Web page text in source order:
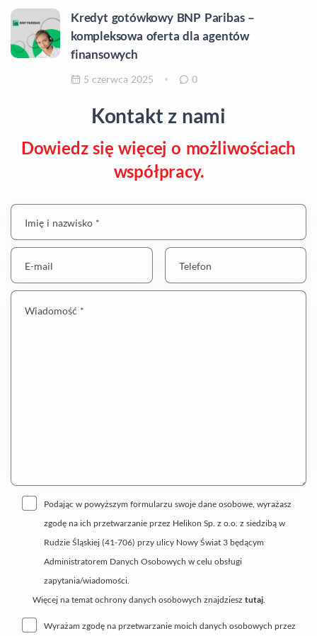
Kredyt gotówkowy BNP Paribas –
kompleksowa oferta dla agentów
finansowych
5 czerwca 2025 0
Kontakt z nami
Dowiedz się więcej o możliwościach
współpracy.
Imię i nazwisko *
E-mail Telefon
Wiadomość *
Podając w powyższym formularzu swoje dane osobowe, wyrażasz
zgodę na ich przetwarzanie przez Helikon Sp. z o.o. z siedzibą w
Rudzie Śląskiej (41-706) przy ulicy Nowy Świat 3 będącym
Administratorem Danych Osobowych w celu obsługi
zapytania/wiadomości.
Więcej na temat ochrony danych osobowych znajdziesz tutaj.
Wyrażam zgodę na przetwarzanie moich danych osobowych przez